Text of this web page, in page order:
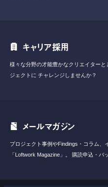
キャリア採用
様々な分野の才能豊かなクリエイターと
ジェクトに チャレンジしませんか？
メールマガジン
プロジェクト事例やFindings・コラム、
「Loftwork Magazine」。
購読申込・バ